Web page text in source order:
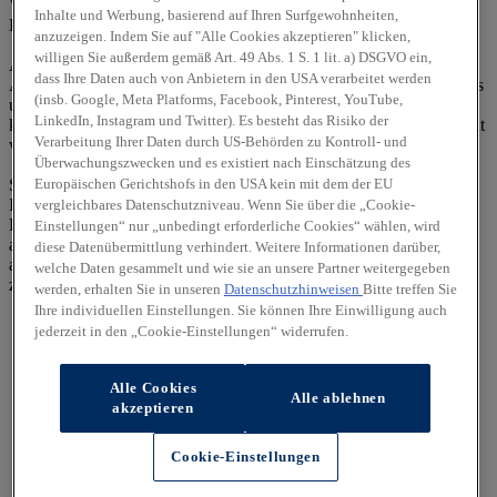
Vertretungsberechtigte(r): Roland Maluche
E-Mail:info@autohaus-maluche.de
Alle Rechte vorbehalten. Texte, Bilder, Grafiken, Sound,
Animationen und Videos unterliegen dem Schutz des Urheberrechts
und anderer Schutzgesetze. Der Inhalt dieser Website darf nicht zu
kommerziellen Zwecken verbreitet oder Dritten zugänglich gemacht
werden. Irrtümer und Änderungen vorbehalten.
Sollten wir auf diesen Seiten Verknüpfungen zu anderen Seiten im
Internet angelegt haben, so haben wir auf sämtliche Links keinerlei
Einfluss. Deshalb distanzieren wir uns hiermit ausdrücklich von
allen Inhalten der verknüpften Seiten. Diese Erklärung gilt für alle
auf dieser Seite ausgebrachten Links und für alle Inhalte der Seiten,
zu denen ggf. Banner führen.
Inhalte und Werbung, basierend auf Ihren Surfgewohnheiten,
anzuzeigen. Indem Sie auf "Alle Cookies akzeptieren" klicken,
willigen Sie außerdem gemäß Art. 49 Abs. 1 S. 1 lit. a) DSGVO ein,
dass Ihre Daten auch von Anbietern in den USA verarbeitet werden
(insb. Google, Meta Platforms, Facebook, Pinterest, YouTube,
LinkedIn, Instagram und Twitter). Es besteht das Risiko der
Verarbeitung Ihrer Daten durch US-Behörden zu Kontroll- und
Überwachungszwecken und es existiert nach Einschätzung des
Europäischen Gerichtshofs in den USA kein mit dem der EU
vergleichbares Datenschutzniveau. Wenn Sie über die „Cookie-
Einstellungen“ nur „unbedingt erforderliche Cookies“ wählen, wird
diese Datenübermittlung verhindert. Weitere Informationen darüber,
welche Daten gesammelt und wie sie an unsere Partner weitergegeben
werden, erhalten Sie in unseren Datenschutzhinweisen Bitte treffen Sie
Ihre individuellen Einstellungen. Sie können Ihre Einwilligung auch
jederzeit in den „Cookie-Einstellungen“ widerrufen.
Alle Cookies
akzeptieren
Alle ablehnen
Cookie-Einstellungen